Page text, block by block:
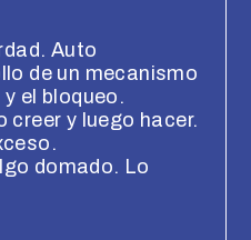
Auto
de un mecanismo
el bloqueo.
creer y luego hacer.
domado. Lo